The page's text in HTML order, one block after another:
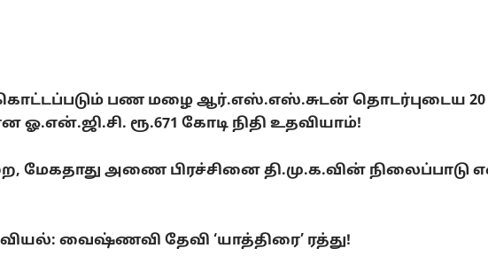
பண மழை ஆர்.எஸ்.எஸ்.சுடன் தொடர்புடைய 20
ரூ.671 கோடி நிதி உதவியாம்!
மேகதாது அணை பிரச்சினை தி.மு.க.வின் நிலைப்பாடு
வைஷ்ணவி தேவி ‘யாத்திரை’ ரத்து!